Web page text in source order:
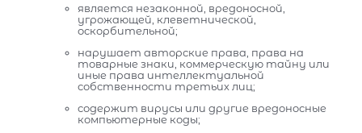
является незаконной, вредоносной,
угрожающей, клеветнической,
оскорбительной;
нарушает авторские права, права на
товарные знаки, коммерческую тайну или
иные права интеллектуальной
собственности третьих лиц;
содержит вирусы или другие вредоносные
компьютерные коды;